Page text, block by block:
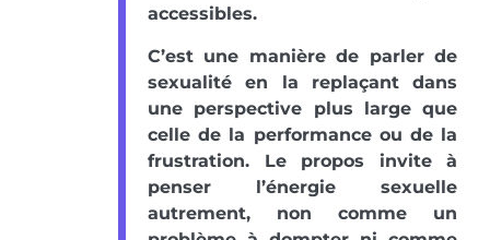
accessibles.
C’est une manière de parler de
sexualité en la replaçant dans
une perspective plus large que
celle de la performance ou de la
frustration. Le propos invite à
penser l’énergie sexuelle
autrement, non comme un